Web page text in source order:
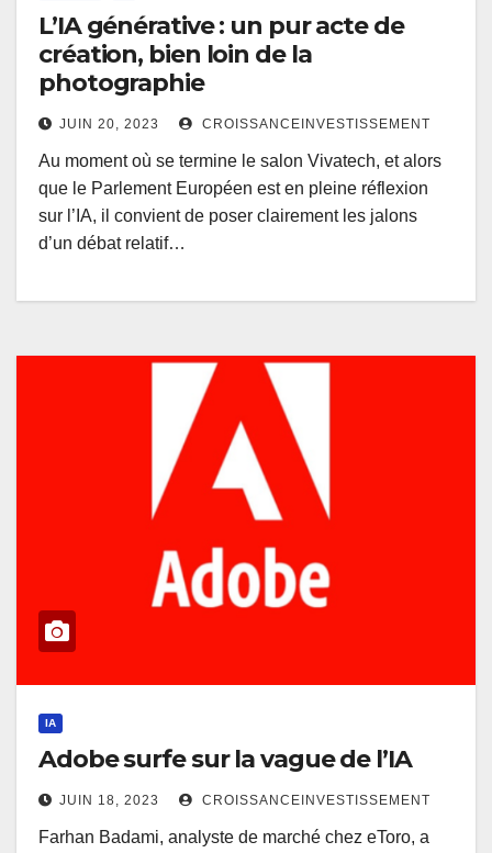
L’IA générative : un pur acte de
création, bien loin de la
photographie
JUIN 20, 2023 CROISSANCEINVESTISSEMENT
Au moment où se termine le salon Vivatech, et alors
que le Parlement Européen est en pleine réflexion
sur l’IA, il convient de poser clairement les jalons
d’un débat relatif…
IA
Adobe surfe sur la vague de l’IA
JUIN 18, 2023 CROISSANCEINVESTISSEMENT
Farhan Badami, analyste de marché chez eToro, a